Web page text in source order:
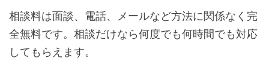
相談料は面談、電話、メールなど方法に関係なく完
全無料です。相談だけなら何度でも何時間でも対応
してもらえます。